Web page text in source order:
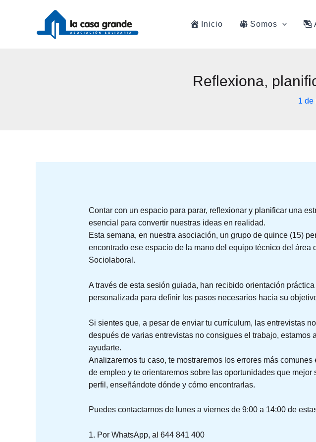
Inicio Somos
Reflexiona,
1 de
Contar con un espacio para parar, reflexionar y planificar una
esencial para convertir nuestras ideas en realidad.
Esta semana, en nuestra asociación, un grupo de quince (15)
encontrado ese espacio de la mano del equipo técnico del área
Sociolaboral.
A través de esta sesión guiada, han recibido orientación práctica
personalizada para definir los pasos necesarios hacia su
Si sientes que, a pesar de enviar tu currículum, las entrevistas
después de varias entrevistas no consigues el trabajo, estamos
ayudarte.
Analizaremos tu caso, te mostraremos los errores más comunes
de empleo y te orientaremos sobre las oportunidades que mejor
perfil, enseñándote dónde y cómo encontrarlas.
Puedes contactarnos de lunes a viernes de 9:00 a 14:00 de
1. Por WhatsApp, al 644 841 400